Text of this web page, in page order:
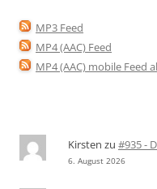
MP3 Feed
MP4 (AAC) Feed
MP4 (AAC) mobile Feed
Kirsten zu #935 -
6. August 2026